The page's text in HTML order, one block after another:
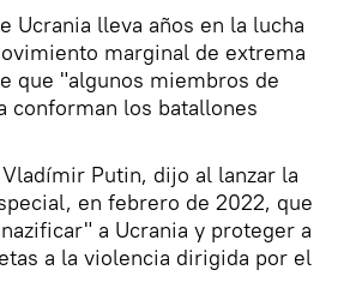
Ucrania lleva años en la lucha
marginal de extrema
que "algunos miembros de
conforman los batallones
Putin, dijo al lanzar la
en febrero de 2022, que
a Ucrania y proteger a
a la violencia dirigida por el